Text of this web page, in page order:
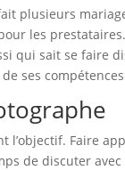
plusieurs
les
qui sait se faire
ses
l’objectif. Faire
de discuter